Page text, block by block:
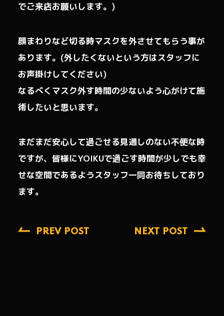
でご来店お願いします。)
顔まわりなど切る時マスクを外させてもらう事が
あります。(外したくないという方はスタッフに
お声掛けしてください)
なるべくマスク外す時間の少ないよう心がけて施
術したいと思います。
まだまだ安心して過ごせる見通しのない不便な時
ですが、皆様にYOIKUで過ごす時間が少しでも幸
せな空間であるようスタッフ一同お待ちしており
ます。
PREV POST NEXT POST